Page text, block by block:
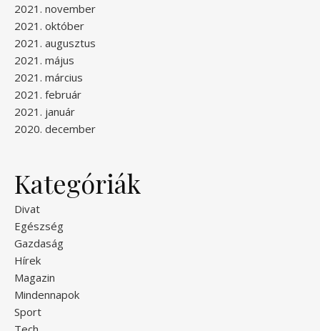
2021. november
2021. október
2021. augusztus
2021. május
2021. március
2021. február
2021. január
2020. december
Kategóriák
Divat
Egészség
Gazdaság
Hírek
Magazin
Mindennapok
Sport